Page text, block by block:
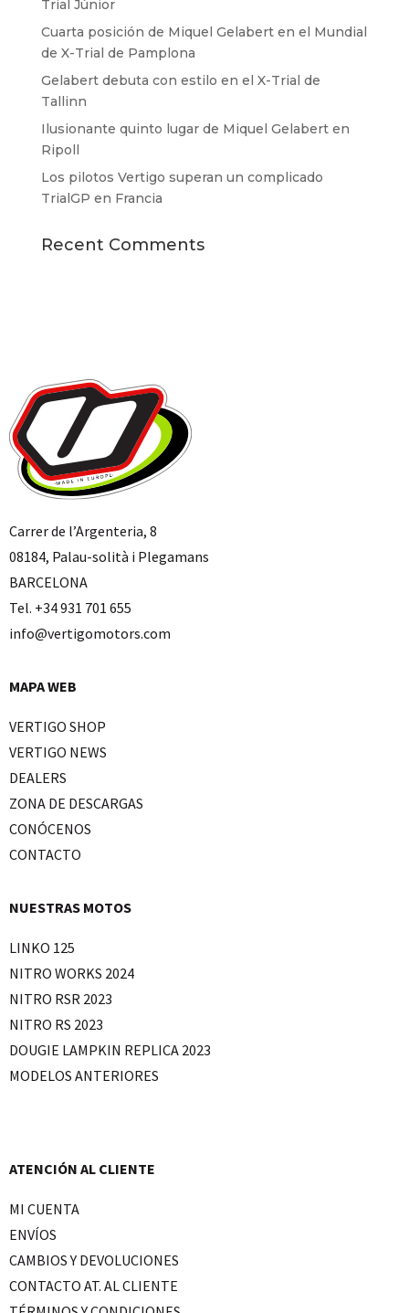
Trial Júnior
Cuarta posición de Miquel Gelabert en el Mundial
de X-Trial de Pamplona
Gelabert debuta con estilo en el X-Trial de
Tallinn
Ilusionante quinto lugar de Miquel Gelabert en
Ripoll
Los pilotos Vertigo superan un complicado
TrialGP en Francia
Recent Comments
Carrer de l’Argenteria, 8
08184, Palau-solità i Plegamans
BARCELONA
Tel. +34 931 701 655
info@vertigomotors.com
MAPA WEB
VERTIGO SHOP
VERTIGO NEWS
DEALERS
ZONA DE DESCARGAS
CONÓCENOS
CONTACTO
NUESTRAS MOTOS
LINKO 125
NITRO WORKS 2024
NITRO RSR 2023
NITRO RS 2023
DOUGIE LAMPKIN REPLICA 2023
MODELOS ANTERIORES
ATENCIÓN AL CLIENTE
MI CUENTA
ENVÍOS
CAMBIOS Y DEVOLUCIONES
CONTACTO AT. AL CLIENTE